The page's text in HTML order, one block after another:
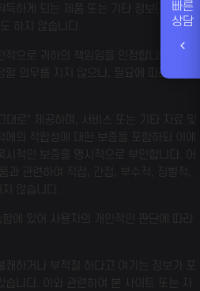
득하게 되는 제품 또는 기타 정보(이하 "제
하지 않습니다.
으로 귀하의 책임임을 인정합니다. 사이
의무를 지지 않으나, 필요에 따라 개선
로" 제공하며, 서비스 또는 기타 자료 및
에의 적합성에 대한 보증을 포함하되 이에
시적인 보증을 명시적으로 부인합니다. 어
과 관련하여 직접, 간접, 부수적, 징벌적,
않습니다.
에 있어 사용자의 개인적인 판단에 따라
하거나 부적절 하다고 여기는 정보가 포
니다. 이와 관련하여 본 사이트 또는 자
빠른
상담